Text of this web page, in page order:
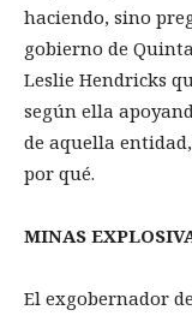
haciendo, sino
gobierno de
Leslie Hendricks
según ella
de aquella
por qué.
MINAS
El exgobernador